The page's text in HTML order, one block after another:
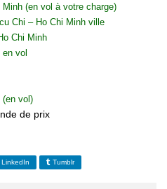
(en vol à votre charge)
Chi – Ho Chi Minh ville
Chi Minh
en vol
(en vol)
de prix
LinkedIn Tumblr